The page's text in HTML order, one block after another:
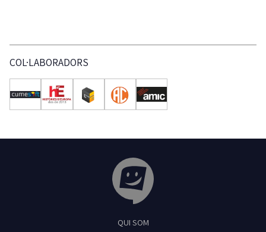
COL·LABORADORS
Feliu de Guíxols
QUI SOM